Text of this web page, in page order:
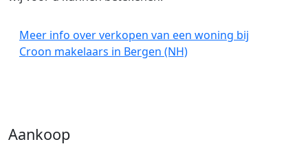
Meer info over verkopen van een woning bij
Croon makelaars in Bergen (NH)
Aankoop